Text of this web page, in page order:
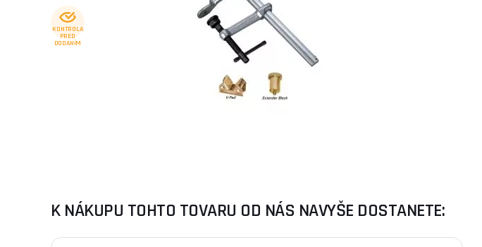
KONTROLA
PRED
DODANÍM
K NÁKUPU TOHTO TOVARU OD NÁS NAVYŠE DOSTANETE: